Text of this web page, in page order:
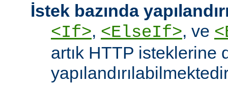
İstek bazında
<If>, <ElseIf>, ve
artık HTTP isteklerine